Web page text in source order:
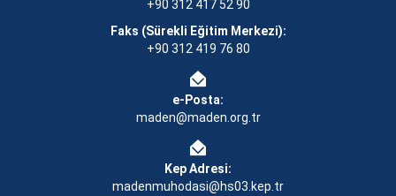
+90 312 417 52 90
Faks (Sürekli Eğitim Merkezi):
+90 312 419 76 80
e-Posta:
maden@maden.org.tr
Kep Adresi:
madenmuhodasi@hs03.kep.tr